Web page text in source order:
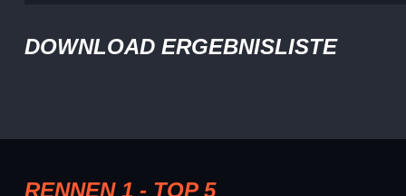
DOWNLOAD ERGEBNISLISTE
RENNEN 1 - TOP 5